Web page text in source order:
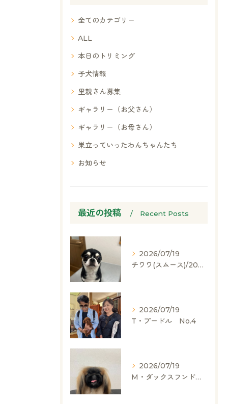
全てのカテゴリー
ALL
本日のトリミング
子犬情報
里親さん募集
ギャラリー（お父さん）
ギャラリー（お母さん）
巣立っていったわんちゃんたち
お知らせ
最近の投稿 Recent Posts
2026/07/19
チワワ(スムース)/2024.05.06/男の子/60,000(税別)
2026/07/19
T・プードル No.4
2026/07/19
M・ダックスフンド、ヨークシャーテリア、ペキニーズ、ポメラニアン